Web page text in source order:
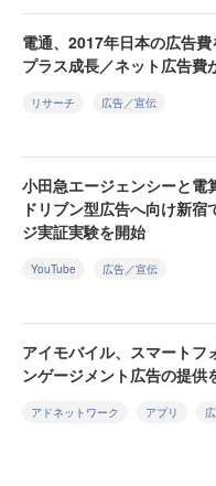
電通、2017年日本の広告
プラス成長／ネット広告費
リサーチ 広告／宣伝
小田急エージェンシーと電
ドリブン型広告へ向け新
ジ実証実験を開始
YouTube 広告／宣伝
アイモバイル、スマートフ
ンゲージメント広告の提供
アドネットワーク アプリ